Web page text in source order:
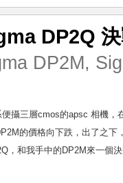
DP2Q
DP2M,
攝三層cmos的apsc 相機，
的價格向下跌，出了之
，和我手中的DP2M來一個